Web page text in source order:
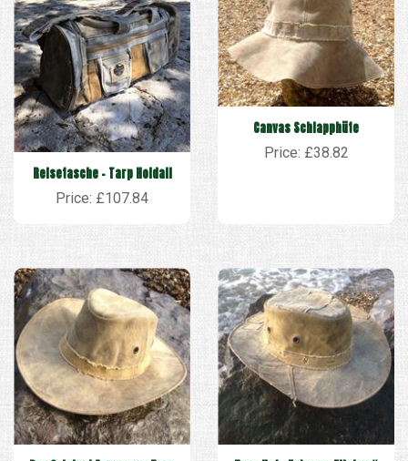
Reisetasche - Tarp Holdall
Price: £107.84
Canvas Schlapphüte
Price: £38.82